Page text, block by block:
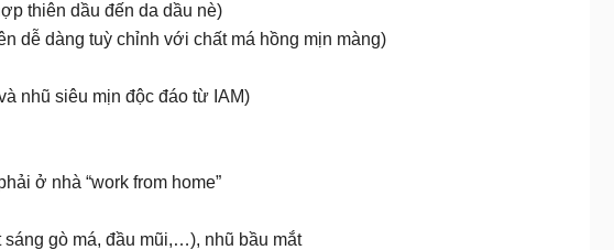
thiên dầu đến da dầu nè)
dễ dàng tuỳ chỉnh với chất má hồng mịn màng)
nhũ siêu mịn độc đáo từ IAM)
ở nhà “work from home”
gò má, đầu mũi,…), nhũ bầu mắt